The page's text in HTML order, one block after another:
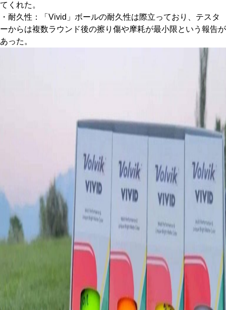
てくれた。
・耐久性：「Vivid」ボールの耐久性は際立っており、テスタ
ーからは複数ラウンド後の擦り傷や摩耗が最小限という報告が
あった。
FAIRWAY WOODS フェアウェイウッド
HYBRIDS ハイブリッド
私たちのチーム
Our Mission 私たちの使命
ABOUT US MyGolfSpyJapanとは？